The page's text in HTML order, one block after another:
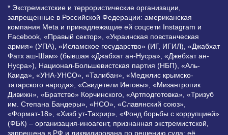
* Экстремистские и террористические организации,
запрещенные в Российской Федерации: американская
компания Meta и принадлежащие ей соцсети Instagram и
Facebook, «Правый сектор», «Украинская повстанческая
армия» (УПА), «Исламское государство» (ИГ, ИГИЛ), «Джабхат
Фатх аш-Шам» (бывшая «Джабхат ан-Нусра», «Джебхат ан-
Нусра»), Национал-Большевистская партия (НБП), «Аль-
Каида», «УНА-УНСО», «Талибан», «Меджлис крымско-
татарского народа», «Свидетели Иеговы», «Мизантропик
Дивижн», «Братство» Корчинского, «Артподготовка», «Тризуб
им. Степана Бандеры», «НСО», «Славянский союз»,
«Формат-18», «Хизб ут-Тахрир», «Фонд борьбы с коррупцией»
(ФБК) – организация-иноагент, признанная экстремистской,
запрещена в РФ и ликвидирована по решению суда; её